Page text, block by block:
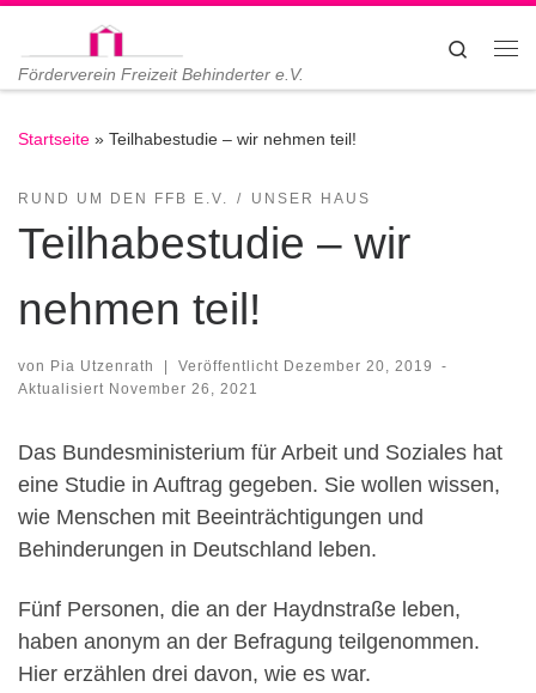
Zum Inhalt springen
Förderverein Freizeit Behinderter e.V.
Search
Startseite » Teilhabestudie – wir nehmen teil!
RUND UM DEN FFB E.V. UNSER HAUS
Teilhabestudie – wir
nehmen teil!
von Pia Utzenrath Veröffentlicht Dezember 20, 2019
-
Aktualisiert November 26, 2021
Das Bundesministerium für Arbeit und Soziales hat
eine Studie in Auftrag gegeben. Sie wollen wissen,
wie Menschen mit Beeinträchtigungen und
Behinderungen in Deutschland leben.
Fünf Personen, die an der Haydnstraße leben,
haben anonym an der Befragung teilgenommen.
Hier erzählen drei davon, wie es war.